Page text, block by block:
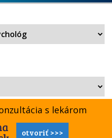
s lekárom
otvoriť >>>